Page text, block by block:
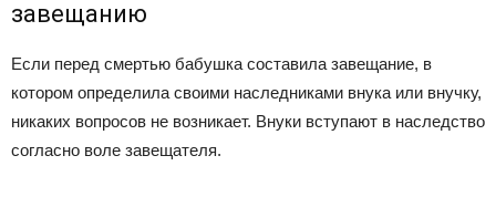
завещанию
Если перед смертью бабушка составила завещание, в
котором определила своими наследниками внука или внучку,
никаких вопросов не возникает. Внуки вступают в наследство
согласно воле завещателя.